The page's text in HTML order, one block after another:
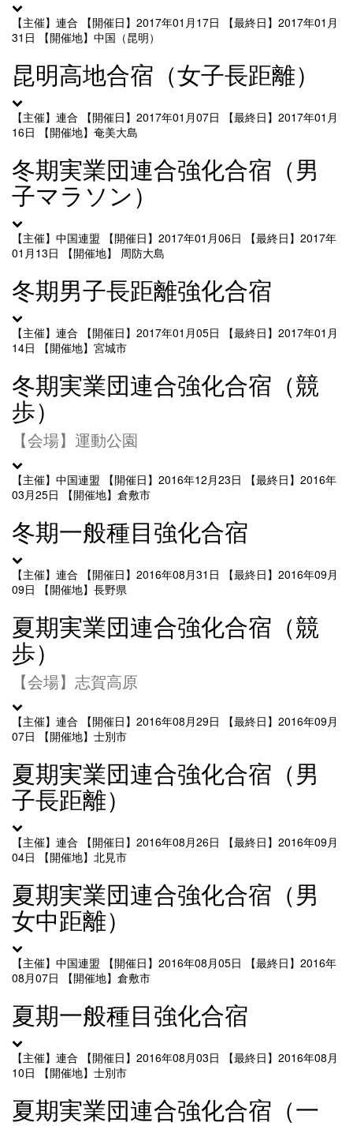
【主催】連合 【開催日】2017年01月17日
【最終日】2017年01月
31日
【開催地】中国（昆明）
昆明高地合宿（女子長距離）
【主催】連合 【開催日】2017年01月07日
【最終日】2017年01月
16日
【開催地】奄美大島
冬期実業団連合強化合宿（男
子マラソン）
【主催】中国連盟 【開催日】2017年01月06日
【最終日】2017年
01月13日
【開催地】 周防大島
冬期男子長距離強化合宿
【主催】連合 【開催日】2017年01月05日
【最終日】2017年01月
14日
【開催地】宮城市
冬期実業団連合強化合宿（競
歩）
【会場】運動公園
【主催】中国連盟 【開催日】2016年12月23日
【最終日】2016年
03月25日
【開催地】倉敷市
冬期一般種目強化合宿
【主催】連合 【開催日】2016年08月31日
【最終日】2016年09月
09日
【開催地】長野県
夏期実業団連合強化合宿（競
歩）
【会場】志賀高原
【主催】連合 【開催日】2016年08月29日
【最終日】2016年09月
07日
【開催地】士別市
夏期実業団連合強化合宿（男
子長距離）
【主催】連合 【開催日】2016年08月26日
【最終日】2016年09月
04日
【開催地】北見市
夏期実業団連合強化合宿（男
女中距離）
【主催】中国連盟 【開催日】2016年08月05日
【最終日】2016年
08月07日
【開催地】倉敷市
夏期一般種目強化合宿
【主催】連合 【開催日】2016年08月03日
【最終日】2016年08月
10日
【開催地】士別市
夏期実業団連合強化合宿（一